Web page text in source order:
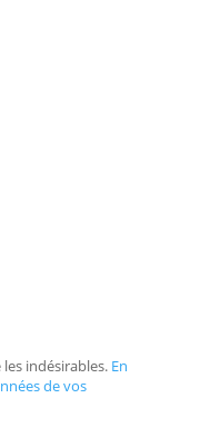
indésirables. En
de vos